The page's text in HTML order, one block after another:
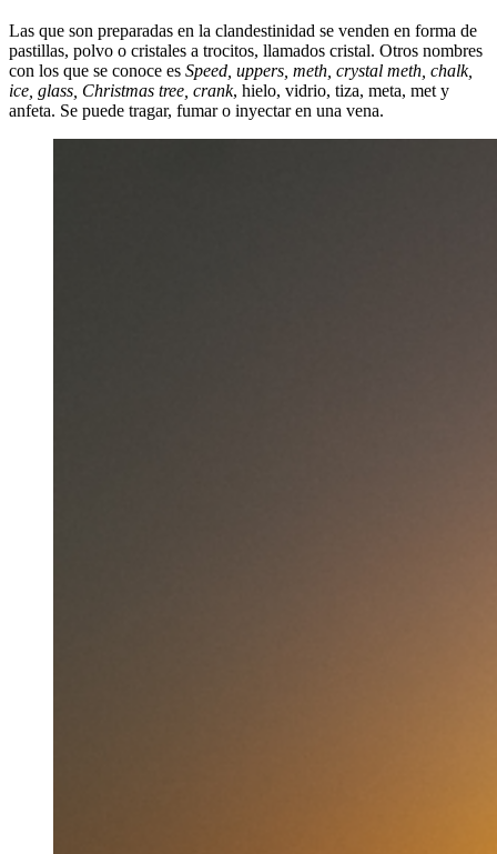
Las que son preparadas en la clandestinidad se venden en forma de
pastillas, polvo o cristales a trocitos, llamados cristal. Otros nombres
con los que se conoce es Speed, uppers, meth, crystal meth, chalk,
ice, glass, Christmas tree, crank, hielo, vidrio, tiza, meta, met y
anfeta. Se puede tragar, fumar o inyectar en una vena.